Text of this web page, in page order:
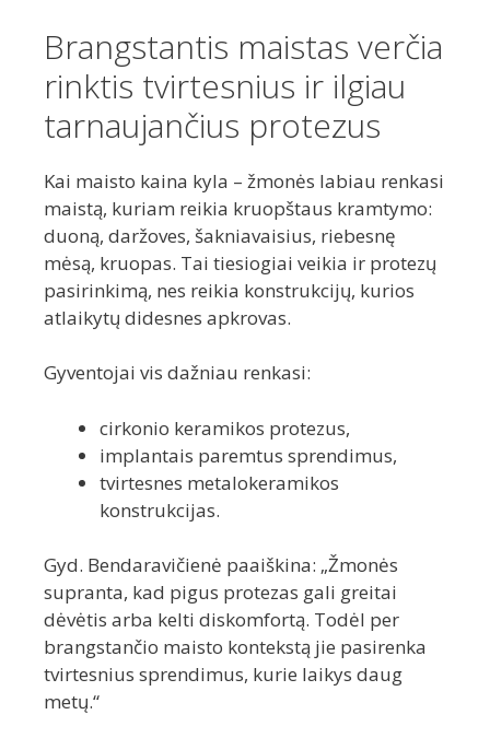
Brangstantis maistas verčia
rinktis tvirtesnius ir ilgiau
tarnaujančius protezus
Kai maisto kaina kyla – žmonės labiau renkasi
maistą, kuriam reikia kruopštaus kramtymo:
duoną, daržoves, šakniavaisius, riebesnę
mėsą, kruopas. Tai tiesiogiai veikia ir protezų
pasirinkimą, nes reikia konstrukcijų, kurios
atlaikytų didesnes apkrovas.
Gyventojai vis dažniau renkasi:
cirkonio keramikos protezus,
implantais paremtus sprendimus,
tvirtesnes metalokeramikos
konstrukcijas.
Gyd. Bendaravičienė paaiškina: „Žmonės
supranta, kad pigus protezas gali greitai
dėvėtis arba kelti diskomfortą. Todėl per
brangstančio maisto kontekstą jie pasirenka
tvirtesnius sprendimus, kurie laikys daug
metų.“